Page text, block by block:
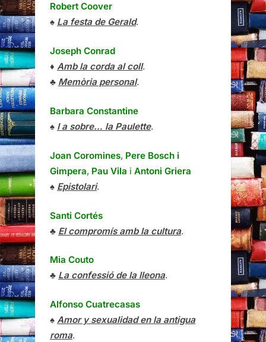
Robert Coover
♠ La festa de Gerald.
Joseph Conrad
♦ Amb la corda al coll.
♣ Memòria personal.
Barbara Constantine
♠ I a sobre… la Paulette.
Joan Coromines, Pere Bosch i
Gimpera, Pau Vila i Antoni Griera
♠ Epistolari.
Santi Cortés
♣ El compromís amb la cultura.
Mia Couto
♣ La confessió de la lleona.
Alfonso Cuatrecasas
♠ Amor y sexualidad en la antigua
roma.